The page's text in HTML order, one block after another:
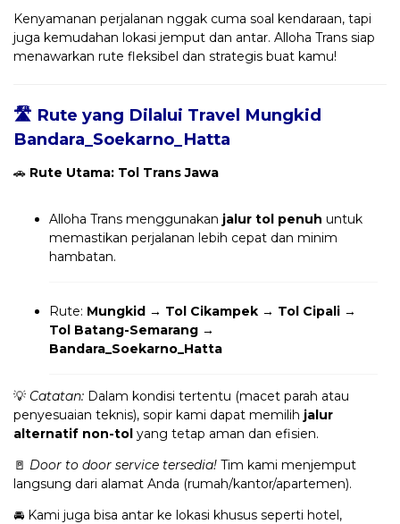
Kenyamanan perjalanan nggak cuma soal kendaraan, tapi
juga kemudahan lokasi jemput dan antar. Alloha Trans siap
menawarkan rute fleksibel dan strategis buat kamu!
🛣️ Rute yang Dilalui Travel Mungkid
Bandara_Soekarno_Hatta
🚗 Rute Utama: Tol Trans Jawa
Alloha Trans menggunakan jalur tol penuh untuk
memastikan perjalanan lebih cepat dan minim
hambatan.
Rute: Mungkid → Tol Cikampek → Tol Cipali →
Tol Batang-Semarang →
Bandara_Soekarno_Hatta
💡 Catatan: Dalam kondisi tertentu (macet parah atau
penyesuaian teknis), sopir kami dapat memilih jalur
alternatif non-tol yang tetap aman dan efisien.
🚪 Door to door service tersedia! Tim kami menjemput
langsung dari alamat Anda (rumah/kantor/apartemen).
🚘 Kami juga bisa antar ke lokasi khusus seperti hotel,